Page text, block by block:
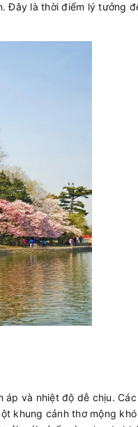
Đây là thời điểm lý tưởng
áp và nhiệt độ dễ chịu.
khung cảnh thơ mộng